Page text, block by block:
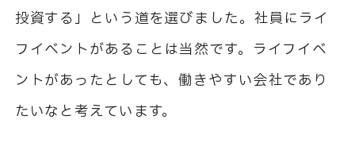
投資する」という道を選びました。社員にライ
フイベントがあることは当然です。ライフイベ
ントがあったとしても、働きやすい会社であり
たいなと考えています。